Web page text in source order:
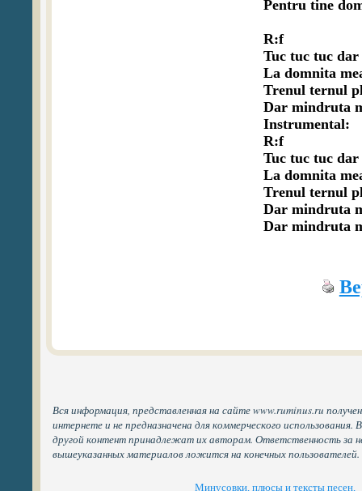
Pentru tine
R:f
Tuc tuc tuc dar
La domnita
Trenul ternul
Dar mindruta
Instrumental:
R:f
Tuc tuc tuc dar
La domnita
Trenul ternul
Dar mindruta
Dar mindruta
Вся информация, представленная на сайте www.ruminus.ru
интернете и не предназначена для коммерческого
другой контент принадлежат их авторам. Ответственность за
вышеуказанных материалов ложится на конечных пользователей.
Минусовки, плюсы и тексты песен,